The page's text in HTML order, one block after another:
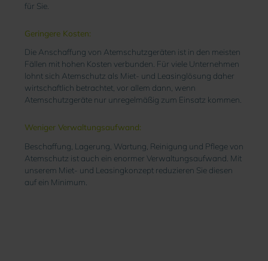
für Sie.
Geringere Kosten:
Die Anschaffung von Atemschutzgeräten ist in den meisten
Fällen mit hohen Kosten verbunden. Für viele Unternehmen
lohnt sich Atemschutz als Miet- und Leasinglösung daher
wirtschaftlich betrachtet, vor allem dann, wenn
Atemschutzgeräte nur unregelmäßig zum Einsatz kommen.
Weniger Verwaltungsaufwand:
Beschaffung, Lagerung, Wartung, Reinigung und Pflege von
Atemschutz ist auch ein enormer Verwaltungsaufwand. Mit
unserem Miet- und Leasingkonzept reduzieren Sie diesen
auf ein Minimum.